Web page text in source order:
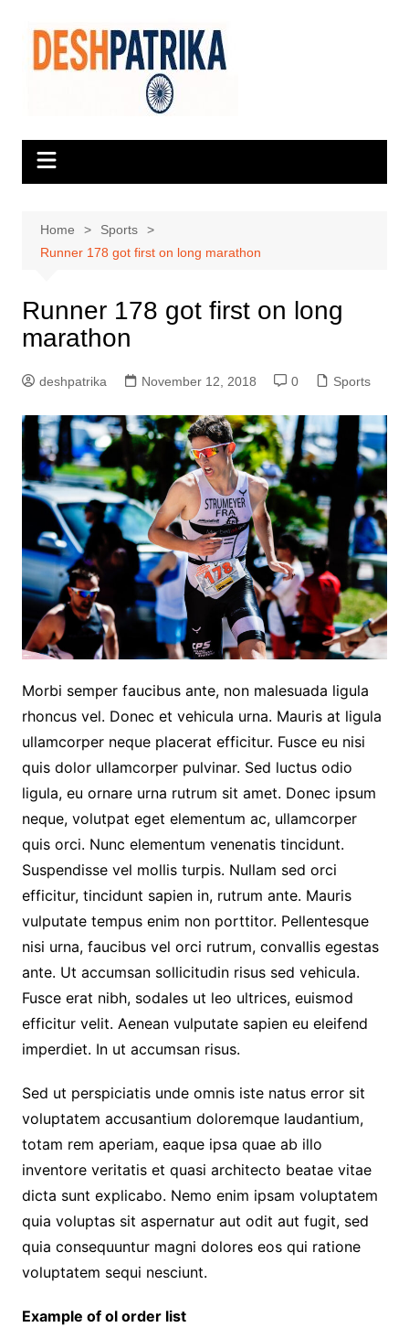
content
Home
Sports
Runner 178 got first on long marathon
Runner 178 got first on long
marathon
deshpatrika November 12, 2018 0 Sports
Morbi semper faucibus ante, non malesuada ligula
rhoncus vel. Donec et vehicula urna. Mauris at ligula
ullamcorper neque placerat efficitur. Fusce eu nisi
quis dolor ullamcorper pulvinar. Sed luctus odio
ligula, eu ornare urna rutrum sit amet. Donec ipsum
neque, volutpat eget elementum ac, ullamcorper
quis orci. Nunc elementum venenatis tincidunt.
Suspendisse vel mollis turpis. Nullam sed orci
efficitur, tincidunt sapien in, rutrum ante. Mauris
vulputate tempus enim non porttitor. Pellentesque
nisi urna, faucibus vel orci rutrum, convallis egestas
ante. Ut accumsan sollicitudin risus sed vehicula.
Fusce erat nibh, sodales ut leo ultrices, euismod
efficitur velit. Aenean vulputate sapien eu eleifend
imperdiet. In ut accumsan risus.
Sed ut perspiciatis unde omnis iste natus error sit
voluptatem accusantium doloremque laudantium,
totam rem aperiam, eaque ipsa quae ab illo
inventore veritatis et quasi architecto beatae vitae
dicta sunt explicabo. Nemo enim ipsam voluptatem
quia voluptas sit aspernatur aut odit aut fugit, sed
quia consequuntur magni dolores eos qui ratione
voluptatem sequi nesciunt.
Example of ol order list